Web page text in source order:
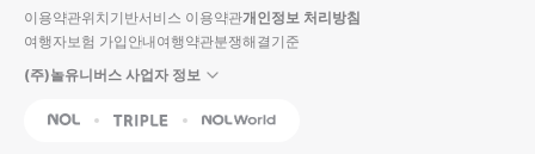
입니
다.
순
상
이용약관위치기반서비스 이용약관개인정보 처리방침
여행자보험 가입안내여행약관분쟁해결기준
(주)놀유니버스 사업자 정보
NOL Triple Interpark Global